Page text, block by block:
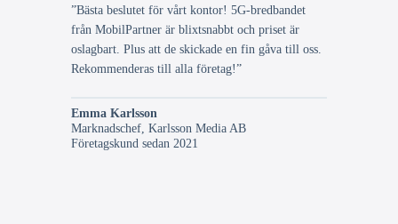
”Bästa beslutet för vårt kontor! 5G-bredbandet
från MobilPartner är blixtsnabbt och priset är
oslagbart. Plus att de skickade en fin gåva till oss.
Rekommenderas till alla företag!”
Emma Karlsson
Marknadschef, Karlsson Media AB
Företagskund sedan 2021